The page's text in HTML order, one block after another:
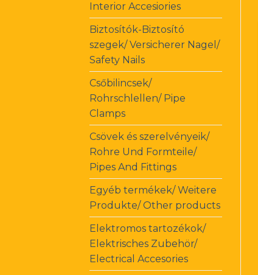
Interior Accesiories
Biztosítók-Biztosító
szegek/ Versicherer Nagel/
Safety Nails
Csőbilincsek/
Rohrschlellen/ Pipe
Clamps
Csövek és szerelvényeik/
Rohre Und Formteile/
Pipes And Fittings
Egyéb termékek/ Weitere
Produkte/ Other products
Elektromos tartozékok/
Elektrisches Zubehör/
Electrical Accesories